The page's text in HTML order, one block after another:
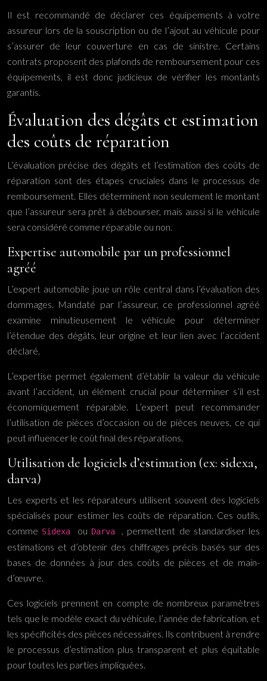
Il est recommandé de déclarer ces équipements à votre
assureur lors de la souscription ou de l’ajout au véhicule pour
s’assurer de leur couverture en cas de sinistre. Certains
contrats proposent des plafonds de remboursement pour ces
équipements, il est donc judicieux de vérifier les montants
garantis.
Évaluation des dégâts et estimation
des coûts de réparation
L’évaluation précise des dégâts et l’estimation des coûts de
réparation sont des étapes cruciales dans le processus de
remboursement. Elles déterminent non seulement le montant
que l’assureur sera prêt à débourser, mais aussi si le véhicule
sera considéré comme réparable ou non.
Expertise automobile par un professionnel
agréé
L’expert automobile joue un rôle central dans l’évaluation des
dommages. Mandaté par l’assureur, ce professionnel agréé
examine minutieusement le véhicule pour déterminer
l’étendue des dégâts, leur origine et leur lien avec l’accident
déclaré.
L’expertise permet également d’établir la valeur du véhicule
avant l’accident, un élément crucial pour déterminer s’il est
économiquement réparable. L’expert peut recommander
l’utilisation de pièces d’occasion ou de pièces neuves, ce qui
peut influencer le coût final des réparations.
Utilisation de logiciels d’estimation (ex: sidexa,
darva)
Les experts et les réparateurs utilisent souvent des logiciels
spécialisés pour estimer les coûts de réparation. Ces outils,
comme Sidexa ou Darva , permettent de standardiser les
estimations et d’obtenir des chiffrages précis basés sur des
bases de données à jour des coûts de pièces et de main-
d’œuvre.
Ces logiciels prennent en compte de nombreux paramètres
tels que le modèle exact du véhicule, l’année de fabrication, et
les spécificités des pièces nécessaires. Ils contribuent à rendre
le processus d’estimation plus transparent et plus équitable
pour toutes les parties impliquées.